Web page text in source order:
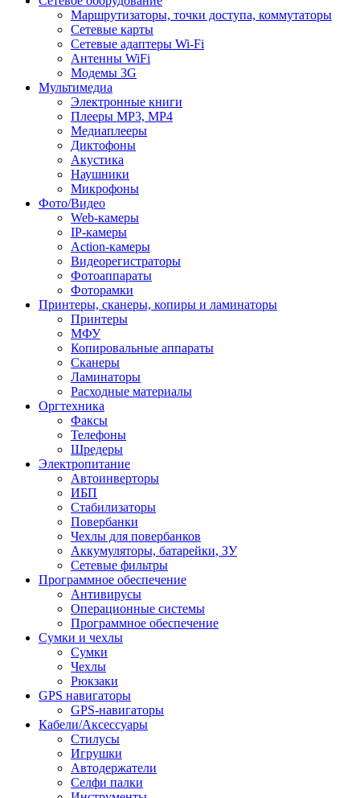
Маршрутизаторы, точки доступа, коммутаторы
Сетевые карты
Сетевые адаптеры Wi-Fi
Антенны WiFi
Модемы 3G
Мультимедиа
Электронные книги
Плееры MP3, MP4
Медиаплееры
Диктофоны
Акустика
Наушники
Микрофоны
Фото/Видео
Web-камеры
IP-камеры
Action-камеры
Видеорегистраторы
Фотоаппараты
Фоторамки
Принтеры, сканеры, копиры и ламинаторы
Принтеры
МФУ
Копировальные аппараты
Сканеры
Ламинаторы
Расходные материалы
Оргтехника
Факсы
Телефоны
Шредеры
Электропитание
Автоинверторы
ИБП
Стабилизаторы
Повербанки
Чехлы для повербанков
Аккумуляторы, батарейки, ЗУ
Сетевые фильтры
Программное обеспечение
Антивирусы
Операционные системы
Программное обеспечение
Сумки и чехлы
Сумки
Чехлы
Рюкзаки
GPS навигаторы
GPS-навигаторы
Кабели/Аксессуары
Стилусы
Игрушки
Автодержатели
Селфи палки